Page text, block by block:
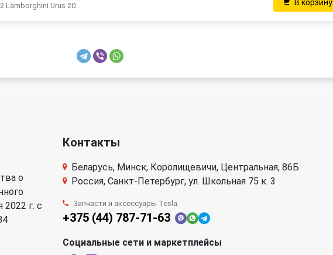
Lamborghini Urus 20...
В корзину
о
г. с
Контакты
Беларусь, Минск, Королищевичи, Центральная, 86Б
Россия, Санкт-Петербург, ул. Школьная 75 к. 3
Запчасти и аксессуары Tesla
+375 (44) 787-71-63
Социальные сети и маркетплейсы